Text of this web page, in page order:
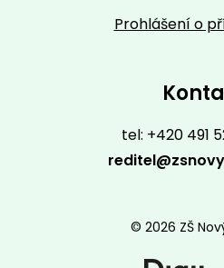
Prohlášení o
tel: +420 491
© 2026 ZŠ